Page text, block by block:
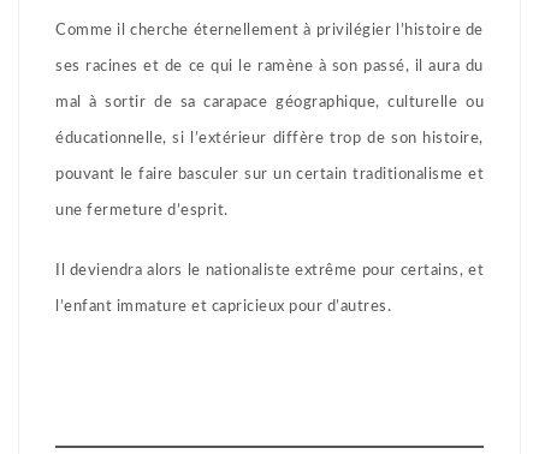
Comme il cherche éternellement à privilégier l’histoire de
ses racines et de ce qui le ramène à son passé, il aura du
mal à sortir de sa carapace géographique, culturelle ou
éducationnelle, si l’extérieur diffère trop de son histoire,
pouvant le faire basculer sur un certain traditionalisme et
une fermeture d’esprit.
Il deviendra alors le nationaliste extrême pour certains, et
l’enfant immature et capricieux pour d’autres.